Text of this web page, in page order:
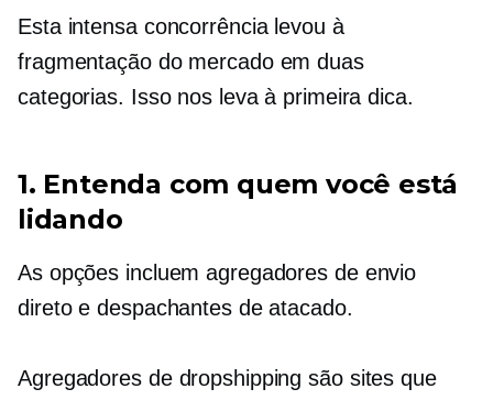
Esta intensa concorrência levou à
fragmentação do mercado em duas
categorias. Isso nos leva à primeira dica.
1. Entenda com quem você está
lidando
As opções incluem agregadores de envio
direto e despachantes de atacado.
Agregadores de dropshipping são sites que